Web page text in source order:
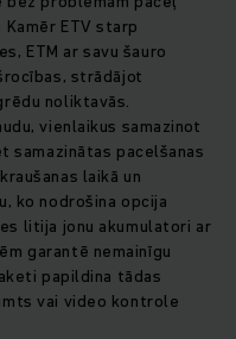
ETV starp
ETM ar savu šauro
strādājot
noliktavās.
vienlaikus samazinot
samazinātas pacelšanas
laikā un
ko nodrošina opcija
litija jonu akumulatori ar
garantē nemainīgu
papildina tādas
vai video kontrole